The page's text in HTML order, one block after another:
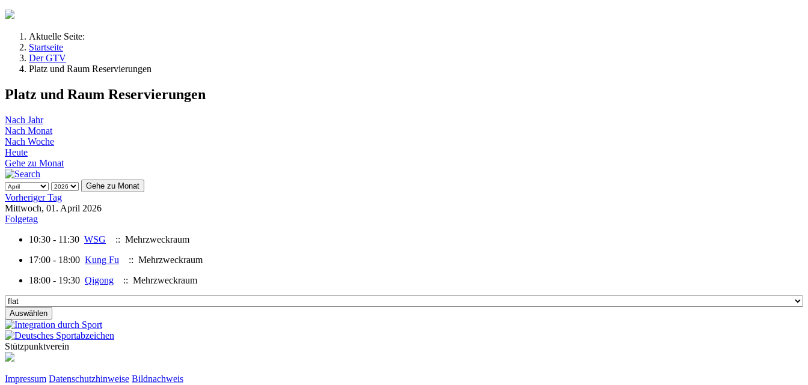
Aktuelle Seite:
Startseite
Der GTV
Platz und Raum Reservierungen
Platz und Raum Reservierungen
Nach Jahr
Nach Monat
Nach Woche
Heute
Gehe zu Monat
Gehe zu Monat
Vorheriger Tag
Mittwoch, 01. April 2026
Folgetag
10:30 - 11:30 WSG
:: Mehrzweckraum
17:00 - 18:00 Kung Fu
:: Mehrzweckraum
18:00 - 19:30 Qigong :: Mehrzweckraum
Stützpunktverein
Impressum Datenschutzhinweise Bildnachweis